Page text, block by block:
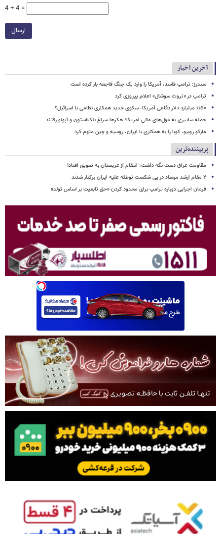
4 + 4 =
ارسال
آخرین اخبار
سندرز: ترامپ فاسد، آمریکا را وارد یک جنگ فاجعه بار کرده است
ترامپ در «تروث سوشال» اعلام پیروزی کرد
۱۱۵۰ میلیارد دلار دفاعی آمریکا، سکوی جدید همکاری نظامی با اسرائیل؟
حمله سایبری به غول‌های مالی آمریکا؛ هکرها سراغ بلک‌استون و آپولو رفتند
مارکو روبیو، کوبا را به همکاری با ایران، روسیه و چین متهم کرد
پربیننده‌ترین
مقاومت عراق دست نگه داشت؛ انتقام از عربستان به تعویق افتاد!
۲ مقام‌ ارشد موساد در پی شکست توطئه علیه ایران برکنار شدند
فرمان اجرایی دوباره ترامپ برای محدود کردن «حق تابعیت بر اساس تولد»